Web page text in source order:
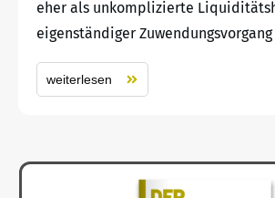
eher als unkomplizierte
eigenständiger
weiterlesen